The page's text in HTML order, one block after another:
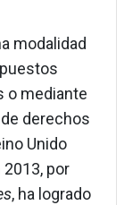
modalidad
o mediante
derechos
Unido
por
, ha logrado